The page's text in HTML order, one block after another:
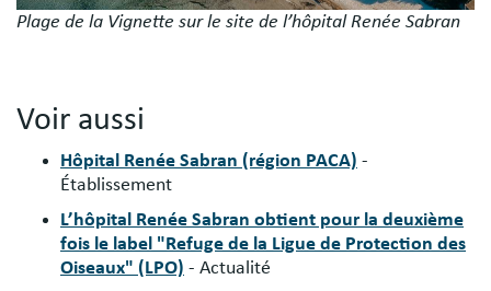
Plage de la Vignette sur le site de l’hôpital Renée Sabran
Voir aussi
Hôpital Renée Sabran (région PACA) -
Établissement
L’hôpital Renée Sabran obtient pour la deuxième
fois le label "Refuge de la Ligue de Protection des
Oiseaux" (LPO) - Actualité